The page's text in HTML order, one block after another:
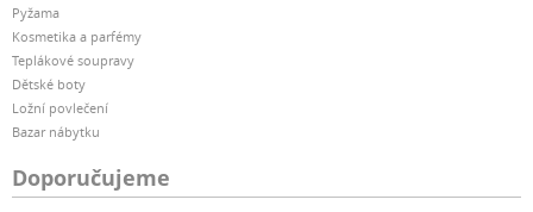
Pyžama
Kosmetika a parfémy
Teplákové soupravy
Dětské boty
Ložní povlečení
Bazar nábytku
Doporučujeme